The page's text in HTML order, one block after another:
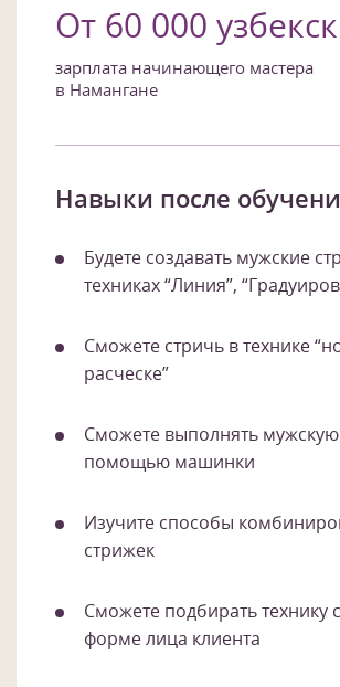
От 60 000
зарплата начинающего мастера
в Намангане
Навыки после
Будете создавать мужские
техниках “Линия”,
Сможете стричь в технике
расческе”
Сможете выполнять мужскую
помощью машинки
Изучите способы
стрижек
Сможете подбирать технику
форме лица клиента